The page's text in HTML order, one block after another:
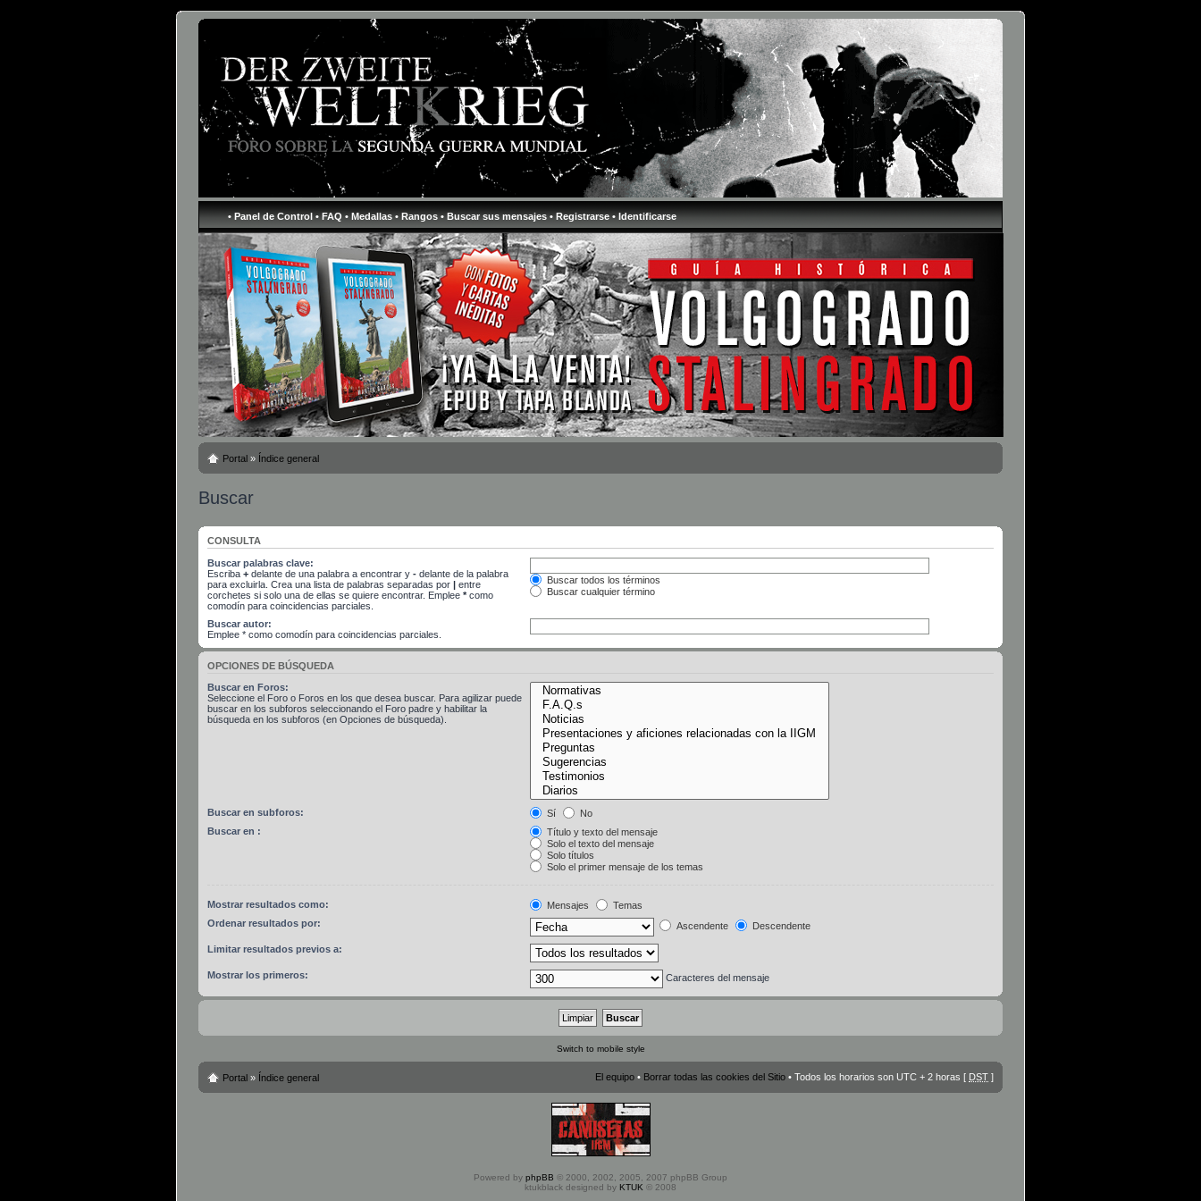
• Panel de Control • FAQ • Medallas • Rangos • Buscar sus mensajes • Registrarse • Identificarse
Portal » Índice general
Buscar
CONSULTA
Buscar palabras clave:
Escriba + delante de una palabra a encontrar y - delante de la palabra
para excluirla. Crea una lista de palabras separadas por | entre
corchetes si solo una de ellas se quiere encontrar. Emplee *como
comodín para coincidencias parciales.
Buscar todos los términos
Buscar cualquier término
Buscar autor:
Emplee * como comodín para coincidencias parciales.
OPCIONES DE BÚSQUEDA
Buscar en Foros:
Seleccione el Foro o Foros en los que desea buscar. Para agilizar puede
buscar en los subforos seleccionando el Foro padre y habilitar la
búsqueda en los subforos (en Opciones de búsqueda).
Buscar en subforos: Sí
No
Buscar en :
Título y texto del mensaje
Solo el texto del mensaje
Solo títulos
Solo el primer mensaje de los temas
Mostrar resultados como: Mensajes
Temas
Ordenar resultados por:
Ascendente Descendente
Limitar resultados previos a:
Mostrar los primeros: Caracteres del mensaje
Switch to mobile style
Portal » Índice general El equipo • Borrar todas las cookies del Sitio • Todos los horarios son UTC + 2 horas [ DST ]
Powered by phpBB © 2000, 2002, 2005, 2007 phpBB Group
ktukblack designed by KTUK © 2008